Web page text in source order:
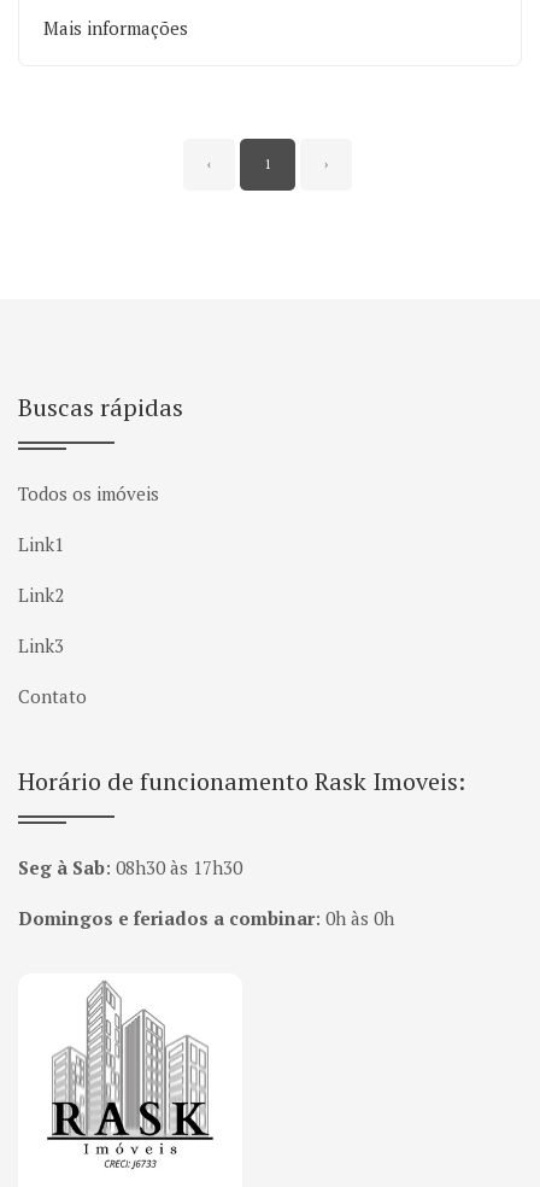
Mais informações
‹ 1 ›
Buscas rápidas
Todos os imóveis
Link1
Link2
Link3
Contato
Horário de funcionamento Rask Imoveis:
Seg à Sab: 08h30 às 17h30
Domingos e feriados a combinar: 0h às 0h
Página inicial